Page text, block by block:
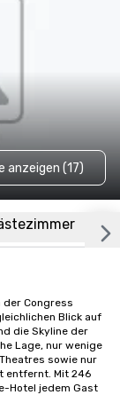
anzeigen (17)
der Congress
Blick auf
die Skyline der
Lage, nur wenige
sowie nur
entfernt. Mit 246
Hotel jedem Gast